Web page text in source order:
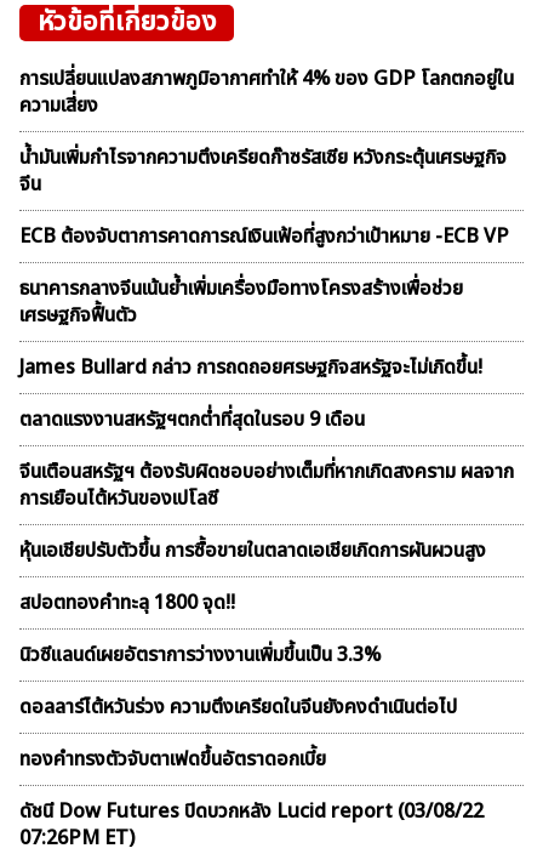
หัวข้อที่เกี่ยวข้อง
การเปลี่ยนแปลงสภาพภูมิอากาศทำให้ 4% ของ GDP โลกตกอยู่ใน
ความเสี่ยง
น้ำมันเพิ่มกำไรจากความตึงเครียดก๊าซรัสเซีย หวังกระตุ้นเศรษฐกิจ
จีน
ECB ต้องจับตาการคาดการณ์เงินเฟ้อที่สูงกว่าเป้าหมาย -ECB VP
ธนาคารกลางจีนเน้นย้ำเพิ่มเครื่องมือทางโครงสร้างเพื่อช่วย
เศรษฐกิจฟื้นตัว
James Bullard กล่าว การถดถอยศรษฐกิจสหรัฐจะไม่เกิดขึ้น!
ตลาดเเรงงานสหรัฐฯตกต่ำที่สุดในรอบ 9 เดือน
จีนเตือนสหรัฐฯ ต้องรับผิดชอบอย่างเต็มที่หากเกิดสงคราม ผลจาก
การเยือนไต้หวันของเปโลซี
หุ้นเอเชียปรับตัวขึ้น การซื้อขายในตลาดเอเชียเกิดการผันผวนสูง
สปอตทองคำทะลุ 1800 จุด!!
นิวซีแลนด์เผยอัตราการว่างงานเพิ่มขึ้นเป็น 3.3%
ดอลลาร์ไต้หวันร่วง ความตึงเครียดในจีนยังคงดำเนินต่อไป
ทองคำทรงตัวจับตาเฟดขึ้นอัตราดอกเบี้ย
ดัชนี Dow Futures ปิดบวกหลัง Lucid report (03/08/22
07:26PM ET)